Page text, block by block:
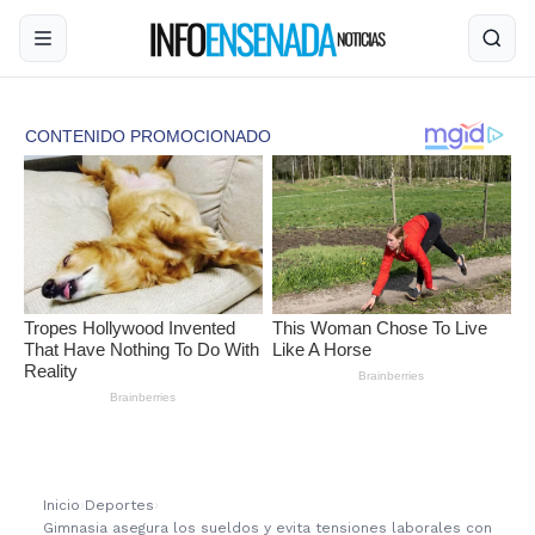
Inicio ›Deportes ›
Gimnasia asegura los sueldos y evita tensiones laborales con